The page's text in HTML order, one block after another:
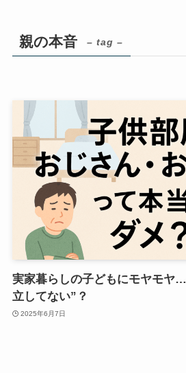
親の本音 – tag –
実家暮らしの子どもにモヤモヤ
立してない”？
2025年6月7日